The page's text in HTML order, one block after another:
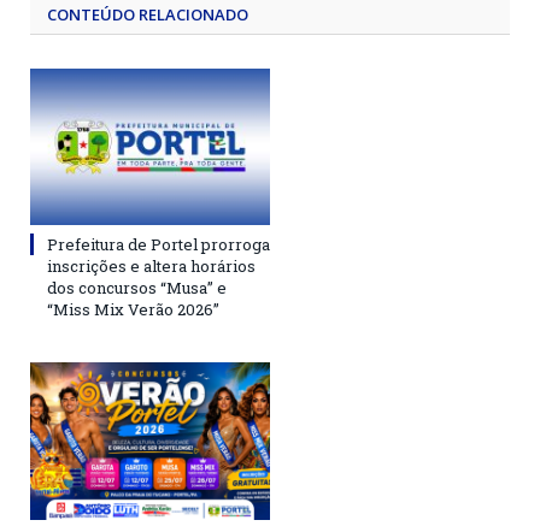
CONTEÚDO RELACIONADO
Prefeitura de Portel prorroga
inscrições e altera horários
dos concursos “Musa” e
“Miss Mix Verão 2026”